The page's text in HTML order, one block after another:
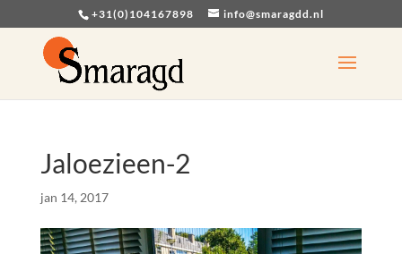
+31(0)104167898 info@smaragdd.nl
Jaloezieen-2
jan 14, 2017